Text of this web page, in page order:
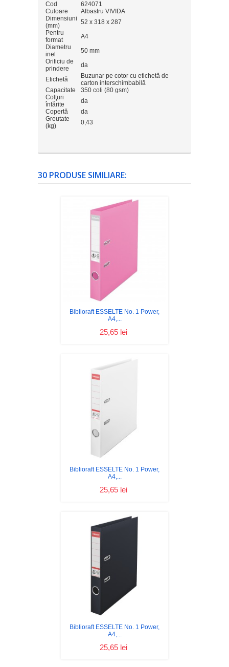
Cod
624071
Culoare
Albastru VIVIDA
Dimensiuni
(mm)
52 x 318 x 287
Pentru
format
A4
Diametru
inel
50 mm
Orificiu de
prindere
da
Etichetă
Buzunar pe cotor cu etichetă de
carton interschimbabilă
Capacitate
350 coli (80 gsm)
Colţuri
întărite
da
Copertă
da
Greutate
(kg)
0,43
30 PRODUSE SIMILIARE:
Biblioraft ESSELTE No. 1 Power,
A4,...
25,65 lei
Biblioraft ESSELTE No. 1 Power,
A4,...
25,65 lei
Biblioraft ESSELTE No. 1 Power,
A4,...
25,65 lei